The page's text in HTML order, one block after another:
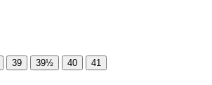
39 39½ 40 41